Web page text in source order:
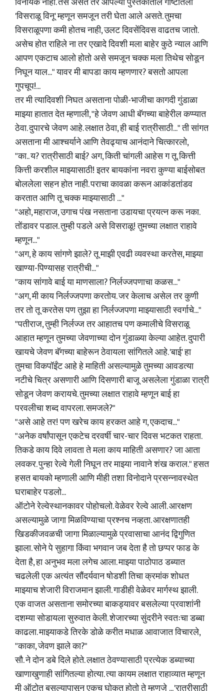
'विसराळू विनू' म्हणून समजून तरी घेता आले असते. तुमचा
विसराळूपणा कमी होतच नाही, उलट दिवसेंदिवस वाढतच जातो.
असेच होत राहिले ना तर एखादे दिवशी मला बाहेर कुठे न्याल आणि
आपण एकटाच आलो होतो असे समजून चक्क मला तिथेच सोडून
निघून याल..." यावर मी बापडा काय म्हणणार? बसतो आपला
गुपचूप!...
तर मी त्यादिवशी निघत असताना पोळी-भाजीचा कागदी गुंडाळा
माझ्या हातात देत म्हणाली, "हे जेवण आधी बॅगच्या बाहेरील कप्प्यात
ठेवा. दुपारचे जेवण आहे. लक्षात ठेवा, ही बाई रात्रीसाठी..." ती सांगत
असताना मी आश्चर्याने आणि तेवढ्याच आनंदाने चित्कारलो,
"का.. य? रात्रीसाठी बाई? अग, किती चांगली आहेस ग तू. कित्ती
कित्ती करशील माझ्यासाठी! इतर बायकांना नवरा कुण्या बाईसोबत
बोललेला सहन होत नाही. पराचा कावळा करून आकांडतांडव
करतात आणि तू चक्क माझ्यासाठी ..."
"अहो, महाराज, उगाच पंख नसताना उडायचा प्रयत्न करू नका.
तोंडावर पडाल. तुम्ही पडले असे विसराळू! तुमच्या लक्षात राहावे
म्हणून..."
"अग, हे काय सांगणे झाले? तू माझी एवढी व्यवस्था करतेस, माझ्या
खाण्या-पिण्यासह रात्रीची..."
"काय सांगावे बाई या माणसाला? निर्लज्जपणाचा कळस..."
"अग, मी काय निर्लज्जपणा करतोय. जर केलाच असेल तर कुणी
तर तो तू करतेस पण तुझा हा निर्लज्जपणा माझ्यासाठी स्वर्गाचे..."
"पतीराज, तुम्ही निर्लज्ज तर आहातच पण कमालीचे विसराळू
आहात म्हणून तुमच्या जेवणाच्या दोन गुंडाळ्या केल्या आहेत. दुपारी
खायचे जेवण बॅगच्या बाहेरून ठेवायला सांगितले आहे. 'बाई' हा
तुमचा विकपॉईंट आहे हे माहिती असल्यामुळे तुमच्या आवडत्या
नटीचे चित्र असणारी आणि दिसणारी बाजू असलेला गुंडाळा रात्री
सोडून जेवण करायचे. तुमच्या लक्षात राहावे म्हणून बाई हा
परवलीचा शब्द वापरला. समजले?"
"असे आहे तर! पण खरेच काय हरकत आहे ग, एकदाच..."
"अनेक वर्षांपासून एकटेच दरवर्षी चार-चार दिवस भटकत राहता.
तिकडे काय दिवे लावता ते मला काय माहिती असणार? जा आता
लवकर. पुन्हा रेल्वे गेली निघून तर माझ्या नावाने शंख कराल." हसत
हसत बायको म्हणाली आणि मीही तशा विनोदाने प्रसन्नावस्थेत
घराबाहेर पडलो...
ऑटोने रेल्वेस्थानकावर पोहोचलो. वेळेवर रेल्वे आली. आरक्षण
असल्यामुळे जागा मिळविण्याचा प्रश्नच नव्हता. आरक्षणातही
खिडकीजवळची जागा मिळाल्यामुळे प्रवासाचा आनंद द्विगुणित
झाला. सोने पे सुहागा किंवा भगवान जब देता है तो छप्पर फाड के
देता है, हा अनुभव मला लगेच आला. माझ्या पाठोपाठ डब्यात
चढलेली एक अत्यंत सौंदर्यवान षोडशी तिचा क्रमांक शोधत
माझ्याच शेजारी विराजमान झाली. गाडीही वेळेवर मार्गस्थ झाली.
एक वाजत असताना समोरच्या बाकड्यावर बसलेल्या प्रवाशांनी
दशम्या सोडायला सुरुवात केली. शेजारच्या सुंदरीने स्वतःचा डब्बा
काढला. माझ्याकडे तिरके डोळे करीत मधाळ आवाजात विचारले,
"काका, जेवण झाले का?"
सौ. ने दोन डबे दिले होते. लक्षात ठेवण्यासाठी प्रत्येक डब्याच्या
खाणाखुणाही सांगितल्या होत्या. त्या कायम लक्षात राहाव्यात म्हणून